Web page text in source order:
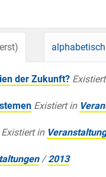
alphabetisch
der Zukunft?
Existiert in
Existiert in
/2013